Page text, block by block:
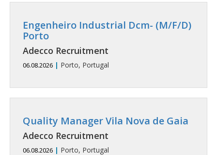
Engenheiro Industrial Dcm- (M/F/D)
Porto
Adecco Recruitment
06.08.2026 | Porto, Portugal
Quality Manager Vila Nova de Gaia
Adecco Recruitment
06.08.2026 | Porto, Portugal